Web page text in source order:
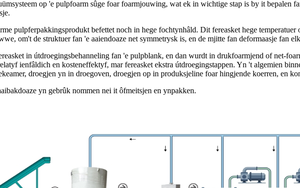
op 'e pulpfoarm sûge foar foarmjouwing, wat ek in wichtige stap is by it bepalen
pulpferpakkingsprodukt befettet noch in hege fochtynhâld. Dit fereasket hege
om't de struktuer fan 'e aaiendoaze net symmetrysk is, en de mjitte fan deformaasje fan
in útdroegingsbehanneling fan 'e pulpblank, en dan wurdt in drukfoarmjend of net-
ienfâldich en kosteneffektyf, mar fereasket ekstra útdroegingstappen. Yn 't algemien
droegjen yn in droegoven, droegjen op in produksjeline foar hingjende koerren, en
yn gebrûk nommen nei it ôfmeitsjen en ynpakken.